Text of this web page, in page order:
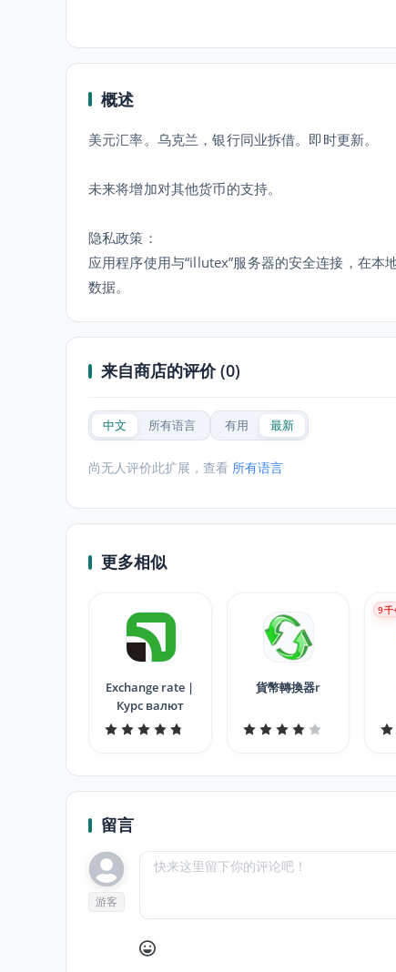
概述
美元汇率。乌克兰，银行同业拆借。即时更新。
未来将增加对其他货币的支持。
隐私政策：
应用程序使用与“illutex”服务器的安全连接，在
数据。
来自商店的评价 (0)
中文 所有语言 有用 最新
尚无人评价此扩展，查看 所有语言
更多相似
Exchange rate |
Курс валют
貨幣轉換器r
9千
留言
游客